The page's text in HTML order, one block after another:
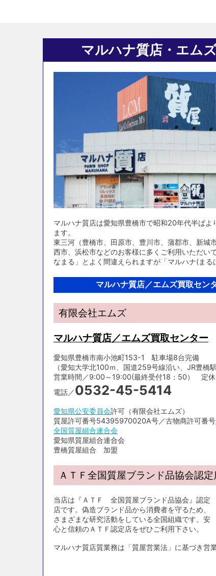
マルハナ質店・エム
マルハナ質店は愛知県豊橋市で昭和20年代半ば
ます。
東三河（豊橋市、田原市、豊川市、蒲郡市、新城
西市、浜松市などのお客様に多くご利用いただい
なまる」とよく間違えられますが「マルハナ(まる
マルハナ質店／エムズ買取セン
有限会社エムズ
マルハナ質店／エムズ買取センター
愛知県豊橋市南小池町153-1 駐車場8台完備
（愛知大学北100ｍ、国道259号線沿い、JR豊橋
営業時間／9:00～19:00(最終受付18：50） 定休
電話／0532-45-5414
愛知県公安委員会許可（有限会社エムズ）
質屋許可番号54395970020A号／古物商許可番号
全国質屋組合連合会
愛知県質屋組合連合会
豊橋質屋組合 加盟
ＡＴＦ全国質屋ブランド品協会認定
当店は『ＡＴＦ 全国質屋ブランド品協会』認定
店です。偽造ブランド品から消費者を守るため、
さまざまな研究活動をしている全国組織です。安
心と信頼のＡＴＦ認定店をぜひご利用下さい。
マルハナ質店質業務は「質屋営業法」に基づき営